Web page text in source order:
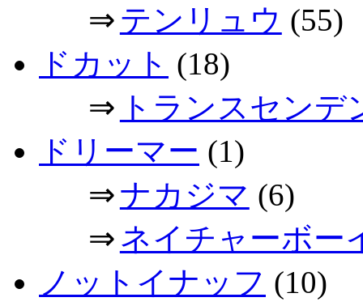
⇒ テンリュウ (55)
ドカット (18)
⇒ トランスセンデ
ドリーマー (1)
⇒ナカジマ (6)
⇒ ネイチャーボー
ノットイナッフ (10)